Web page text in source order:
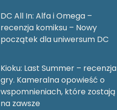
DC All In: Alfa i Omega –
recenzja komiksu – Nowy
początek dla uniwersum DC
Kioku: Last Summer – recenzja
gry. Kameralna opowieść o
wspomnieniach, które zostają
na zawsze